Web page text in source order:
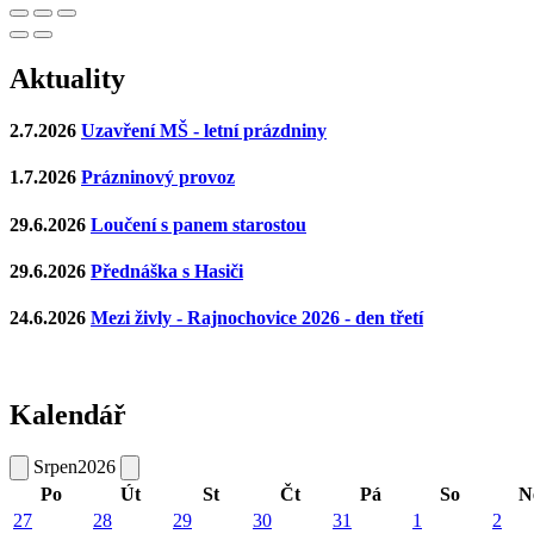
Aktuality
2.7.2026 Uzavření MŠ - letní prázdniny
1.7.2026 Prázninový provoz
29.6.2026 Loučení s panem starostou
29.6.2026 Přednáška s Hasiči
24.6.2026 Mezi živly - Rajnochovice 2026 - den třetí
Kalendář
Srpen2026
Po
Út St Čt Pá So
27
28
29
30
31
1
2